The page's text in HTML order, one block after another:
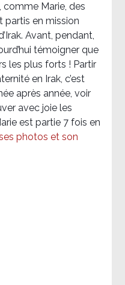
comme Marie, des
partis en mission
Avant, pendant,
témoigner que
les plus forts ! Partir
en Irak, c’est
après année, voir
avec joie les
est partie 7 fois en
photos et son